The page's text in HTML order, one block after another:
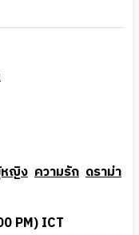
ญิง ความรัก ดราม่า
PM) ICT